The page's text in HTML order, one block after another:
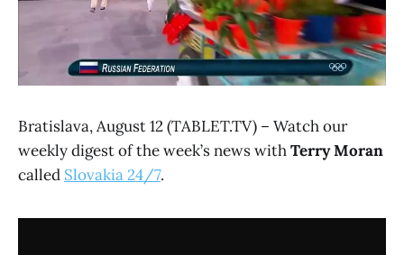
Bratislava, August 12 (TABLET.TV) – Watch our
weekly digest of the week’s news withTerry Moran
called Slovakia 24/7.